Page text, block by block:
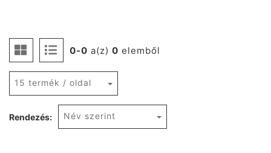
0-0 a(z) 0 elemből
15 termék / oldal
Rendezés: Név szerint